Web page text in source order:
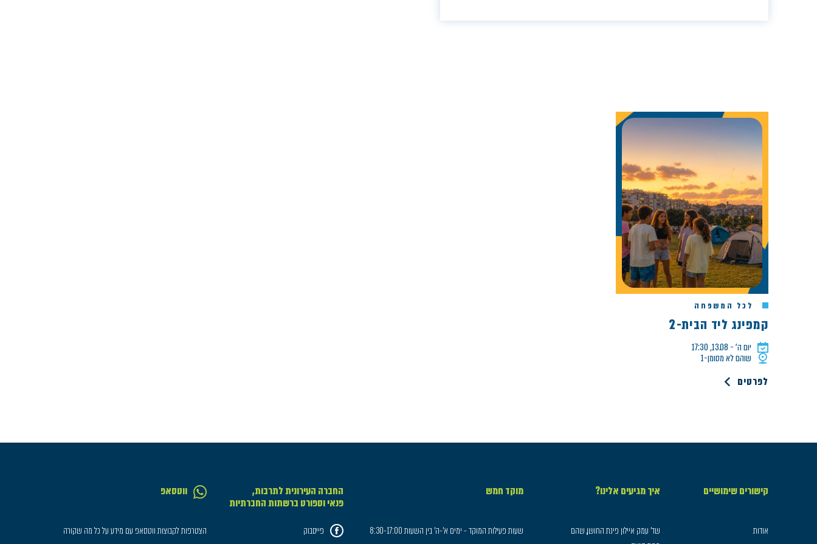
לכל המשפחה
קמפינג ליד הבית-2
יום ה׳ - 13.08, 17:30
שוהם לא מסומן-1
לפרטים
קישורים שימושיים
אודות
איך מגיעים אלינו?
שד׳ עמק איילון פינת החושן, שהם
מוקד חמש
שעות פעילות המוקד - ימים א'-ה' בין השעות 8:30-17:00
החברה העירונית לתרבות,
פנאי וספורט ברשתות החברתיות
פייסבוק
ווטסאפ
הצטרפות לקבוצות ווטסאפ עם מידע על כל מה שקורה